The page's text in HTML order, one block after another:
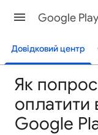
Google
Довідковий центр
Як
оплатити
Google